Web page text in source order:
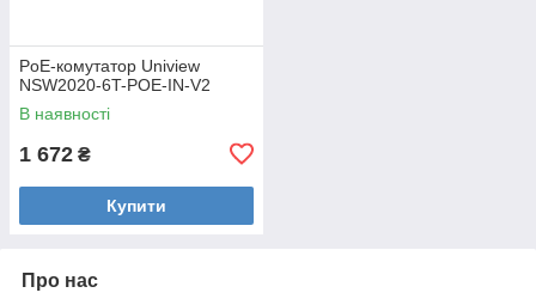
PoE-комутатор Uniview
NSW2020-6T-POE-IN-V2
В наявності
1 672 ₴
Купити
Про нас